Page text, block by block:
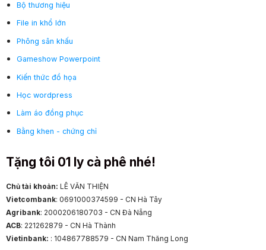
Bộ thương hiệu
File in khổ lớn
Phông sân khấu
Gameshow Powerpoint
Kiến thức đồ họa
Học wordpress
Làm áo đồng phục
Bằng khen - chứng chỉ
Tặng tôi 01 ly cà phê nhé!
Chủ tài khoản: LÊ VĂN THIỆN
Vietcombank: 0691000374599 - CN Hà Tây
Agribank: 2000206180703 - CN Đà Nẵng
ACB: 221262879 - CN Hà Thành
Vietinbank: : 104867788579 - CN Nam Thăng Long